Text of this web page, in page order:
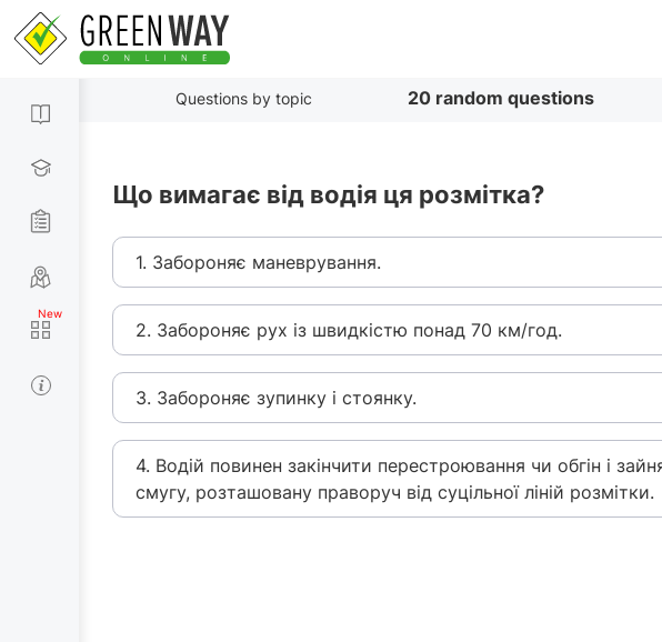
Questions by topic 20 random questions
Що вимагає від водія ця розмітка?
1. Забороняє маневрування.
2. Забороняє рух із швидкістю понад 70 км/год.
3. Забороняє зупинку і стоянку.
4. Водій повинен закінчити перестроювання чи обгін і
смугу, розташовану праворуч від суцільної ліній розмітки.